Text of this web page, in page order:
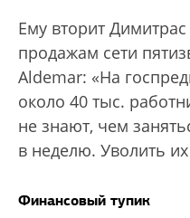
Ему вторит
продажам сети
Aldemar: «На
около 40 тыс.
не знают, чем
в неделю. Уволить
Финансовый тупик